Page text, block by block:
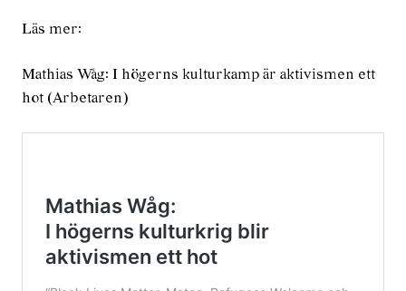
Läs mer:
Mathias Wåg: I högerns kulturkamp är aktivismen ett
hot (Arbetaren)